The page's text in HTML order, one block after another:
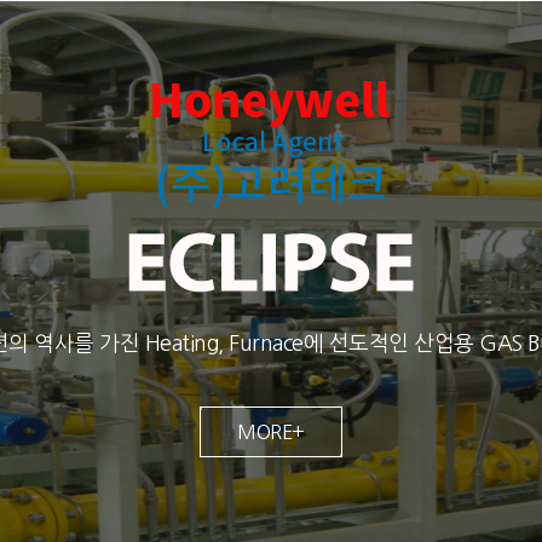
의 역사를 가진 Heating, Furnace에 선도적인 산업용 GAS
MORE+